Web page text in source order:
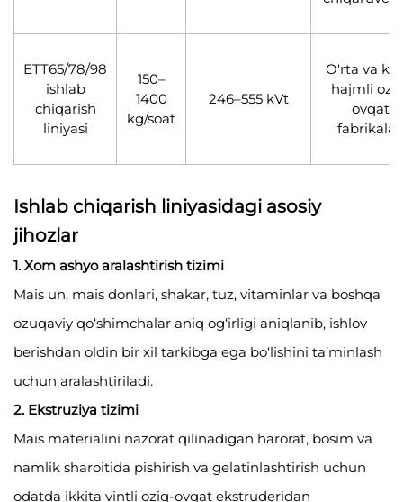
ETT65/78/98
ishlab
chiqarish
liniyasi
150–
1400
kg/soat
246–555 kVt
O'rta va
hajmli
ovqat
Ishlab chiqarish liniyasidagi asosiy
jihozlar
1. Xom ashyo aralashtirish tizimi
Mais un, mais donlari, shakar, tuz, vitaminlar va boshqa
ozuqaviy qo‘shimchalar aniq og‘irligi aniqlanib, ishlov
berishdan oldin bir xil tarkibga ega bo‘lishini ta’minlash
uchun aralashtiriladi.
2. Ekstruziya tizimi
Mais materialini nazorat qilinadigan harorat, bosim va
namlik sharoitida pishirish va gelatinlashtirish uchun
odatda ikkita vintli oziq-ovqat ekstruderidan